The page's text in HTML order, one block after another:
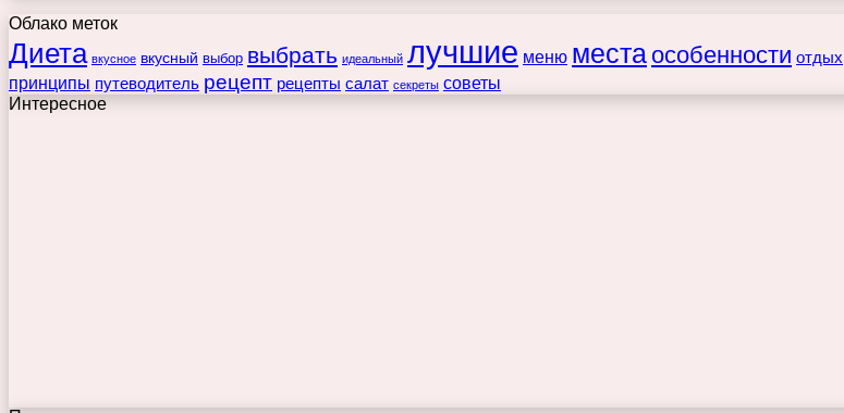
Облако меток
Диета вкусное вкусный выбор выбрать идеальный лучшие меню места особенности отдых
принципы путеводитель рецепт рецепты салат секреты советы
Интересное